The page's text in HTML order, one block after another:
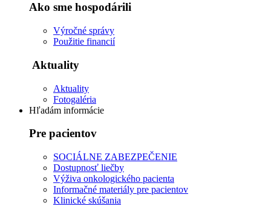
Ako sme hospodárili
Výročné správy
Použitie financií
Aktuality
Aktuality
Fotogaléria
Hľadám informácie
Pre pacientov
SOCIÁLNE ZABEZPEČENIE
Dostupnosť liečby
Výživa onkologického pacienta
Informačné materiály pre pacientov
Klinické skúšania